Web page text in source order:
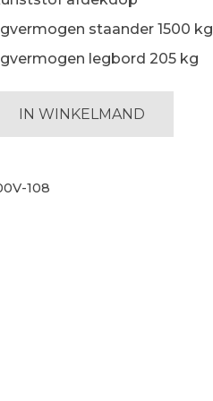
staander 1500 kg
legbord 205 kg
IN WINKELMAND
108